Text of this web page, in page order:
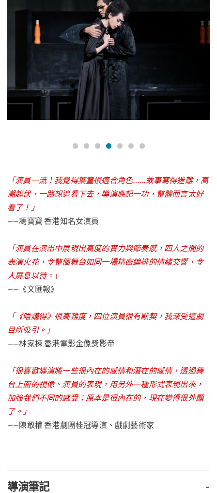
「演員一流！我覺得葉童很適合角色……故事寫得迷離，高
潮起伏，一路想追看下去，導演應記一功，整體而言太好
看了！」
——馮寶寶 香港知名女演員
「演員在演出中展現出高度的實力與節奏感，四人之間的
表演火花，令整個舞台如同一場精密編排的情緒交響，令
人屏息以待。 」
——《文匯報》
「《唔講得》很高難度，四位演員很有默契，我深受這劇
目所吸引。 」
——林家棟 香港電影金像獎影帝
「很喜歡導演將一些很內在的感情和潛在的感情，透過舞
台上面的視像、演員的表現， 用另外一種形式表現出來，
加強我們不同的感受； 原本是很內在的，現在變得很外顯
了。」
——陳敢權 香港劇團桂冠導演、戲劇藝術家
導演筆記 -